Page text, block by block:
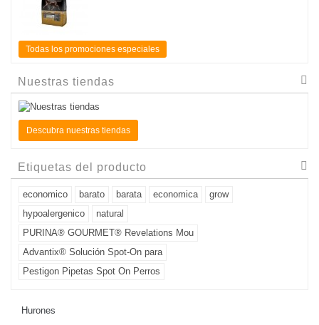
Todas los promociones especiales
Nuestras tiendas
Descubra nuestras tiendas
Etiquetas del producto
economico barato barata economica
grow
hypoalergenico
natural
PURINA® GOURMET® Revelations Mou
Advantix® Solución Spot-On para
Pestigon Pipetas Spot On Perros
Hurones